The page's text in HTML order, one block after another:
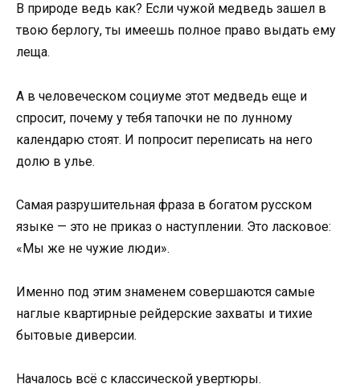
В природе ведь как? Если чужой медведь зашел в
твою берлогу, ты имеешь полное право выдать ему
леща.
А в человеческом социуме этот медведь еще и
спросит, почему у тебя тапочки не по лунному
календарю стоят. И попросит переписать на него
долю в улье.
Самая разрушительная фраза в богатом русском
языке — это не приказ о наступлении. Это ласковое:
«Мы же не чужие люди».
Именно под этим знаменем совершаются самые
наглые квартирные рейдерские захваты и тихие
бытовые диверсии.
Началось всё с классической увертюры.